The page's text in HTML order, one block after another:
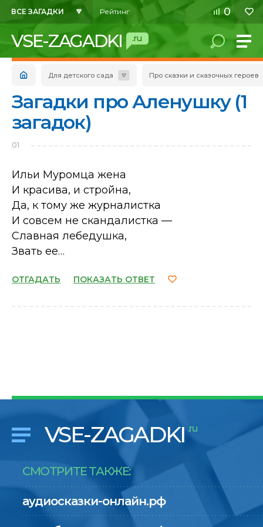
ВСЕ ЗАГАДКИ Рейтинг 0
VSE-ZAGADKI .ru
Для детского сада Про сказки и сказочных героев
Загадки про Аленушку (1
загадок)
01
Ильи Муромца жена
И красива, и стройна,
Да, к тому же журналистка
И совсем не скандалистка —
Славная лебедушка,
Звать ее…
ОТГАДАТЬ ПОКАЗАТЬ ОТВЕТ
VSE-ZAGADKI .ru
СМОТРИТЕ ТАКЖЕ:
аудиосказки-онлайн.рф